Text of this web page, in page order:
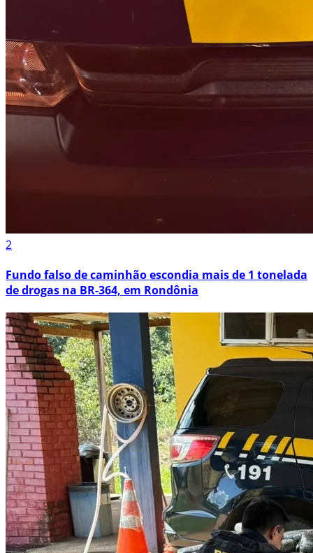
2
Fundo falso de caminhão escondia mais de 1 tonelada
de drogas na BR-364, em Rondônia